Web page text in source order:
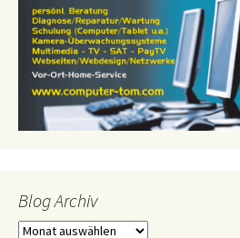
Blog Archiv
Blog